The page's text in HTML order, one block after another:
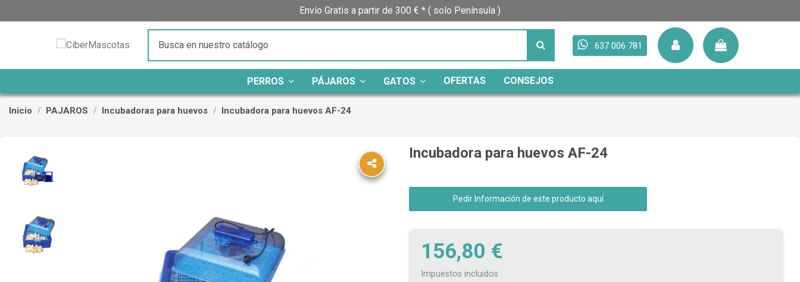
Envío Gratis a partir de 300 € * ( solo Península )
637 006 781
PERROS PÁJAROS GATOS OFERTAS CONSEJOS
Inicio PAJAROS Incubadoras para huevos Incubadora para huevos AF-24
Incubadora para huevos AF-24
Pedir Información de este producto aquí
156,80 €
Impuestos incluidos